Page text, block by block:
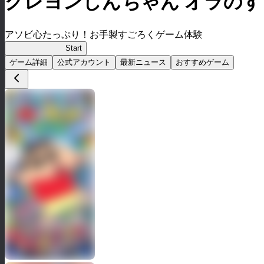
アソビ心たっぷり！お手製すごろくゲーム体験
Start
ゲーム詳細
公式アカウント 最新ニュース おすすめゲーム